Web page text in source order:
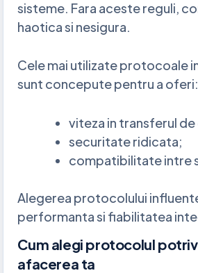
sisteme. Fara aceste reguli,
haotica si nesigura.
Cele mai utilizate protocoale
sunt concepute pentru a oferi:
viteza in transferul
securitate ridicata;
compatibilitate intre
Alegerea protocolului
performanta si fiabilitatea
Cum alegi protocolul
afacerea ta